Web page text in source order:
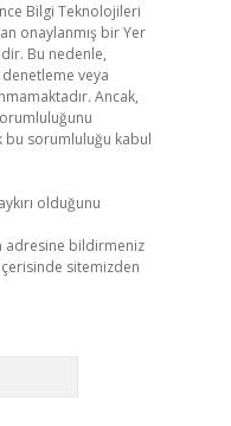
Bilgi Teknolojileri
onaylanmış bir Yer
Bu nedenle,
veya
Ancak,
bu sorumluluğu kabul
olduğunu
adresine bildirmeniz
sitemizden